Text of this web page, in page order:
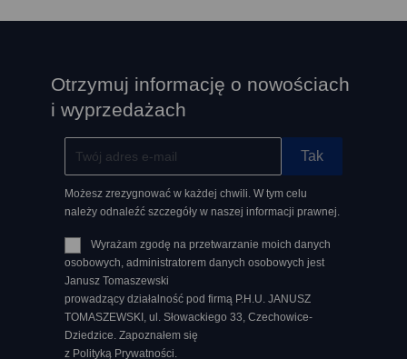
Otrzymuj informację o nowościach
i wyprzedażach
Możesz zrezygnować w każdej chwili. W tym celu
należy odnaleźć szczegóły w naszej informacji prawnej.
Wyrażam zgodę na przetwarzanie moich danych
osobowych, administratorem danych osobowych jest
Janusz Tomaszewski
prowadzący działalność pod firmą P.H.U. JANUSZ
TOMASZEWSKI, ul. Słowackiego 33, Czechowice-
Dziedzice. Zapoznałem się
z Polityką Prywatności.